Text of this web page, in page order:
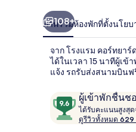
แอร์
พอร์ท
108+
ภาพรวมห้องพักที่ตั้งนโยบ
จาก โรงแรม คอร์ทยา
ได้ในเวลา 15 นาทีผู้เ
แจ้ง รถรับส่งสนามบิน
รีวิว ผู้เข้าพักชื่นช
9.6
จาก
10,
ได้รับคะแนนสูงสุ
ดูรีวิวทั้งหมด 629